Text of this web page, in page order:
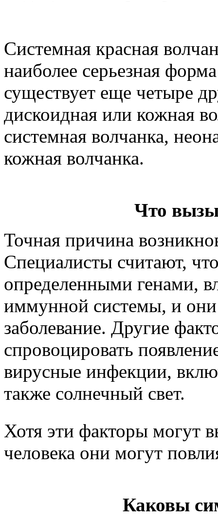
Системная красная
наиболее серьезная
существует еще четыре
дискоидная или кожная
системная волчанка,
кожная волчанка.
Что
Точная причина
Специалисты считают,
определенными генами,
иммунной системы, и они
заболевание. Другие
спровоцировать
вирусные инфекции,
также солнечный свет.
Хотя эти факторы могут
человека они могут
Каковы